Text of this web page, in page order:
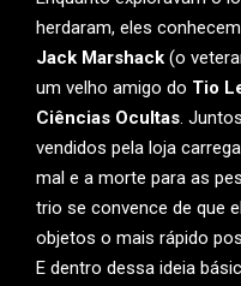
herdaram, eles
Jack Marshack (o
um velho amigo do Tio
Ciências Ocultas.
vendidos pela loja
mal e a morte para as
trio se convence de que
objetos o mais rápido
E dentro dessa ideia